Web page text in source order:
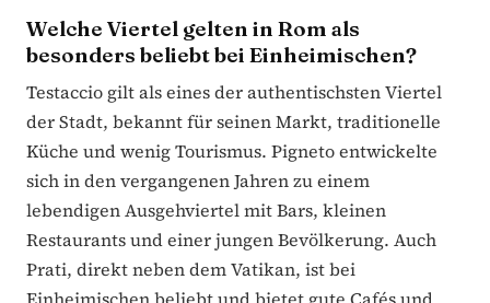
Welche Viertel gelten in Rom als
besonders beliebt bei Einheimischen?
Testaccio gilt als eines der authentischsten Viertel
der Stadt, bekannt für seinen Markt, traditionelle
Küche und wenig Tourismus. Pigneto entwickelte
sich in den vergangenen Jahren zu einem
lebendigen Ausgehviertel mit Bars, kleinen
Restaurants und einer jungen Bevölkerung. Auch
Prati, direkt neben dem Vatikan, ist bei
Einheimischen beliebt und bietet gute Cafés und